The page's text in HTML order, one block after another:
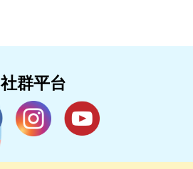
社群平台